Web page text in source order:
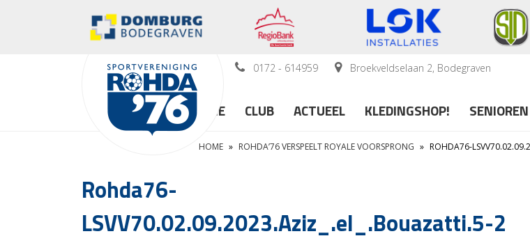
0172 - 614959 Broekveldselaan 2, Bodegraven
HOME CLUB ACTUEEL KLEDINGSHOP! SENIOREN
HOME » ROHDA’76 VERSPEELT ROYALE VOORSPRONG » ROHDA76-
Rohda76-
LSVV70.02.09.2023.Aziz_.el_.Bouazatti.5-2